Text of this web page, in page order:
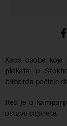
Kada osobe
plakata u
bilbarda počinje
Reč je o
ostave cigarete.